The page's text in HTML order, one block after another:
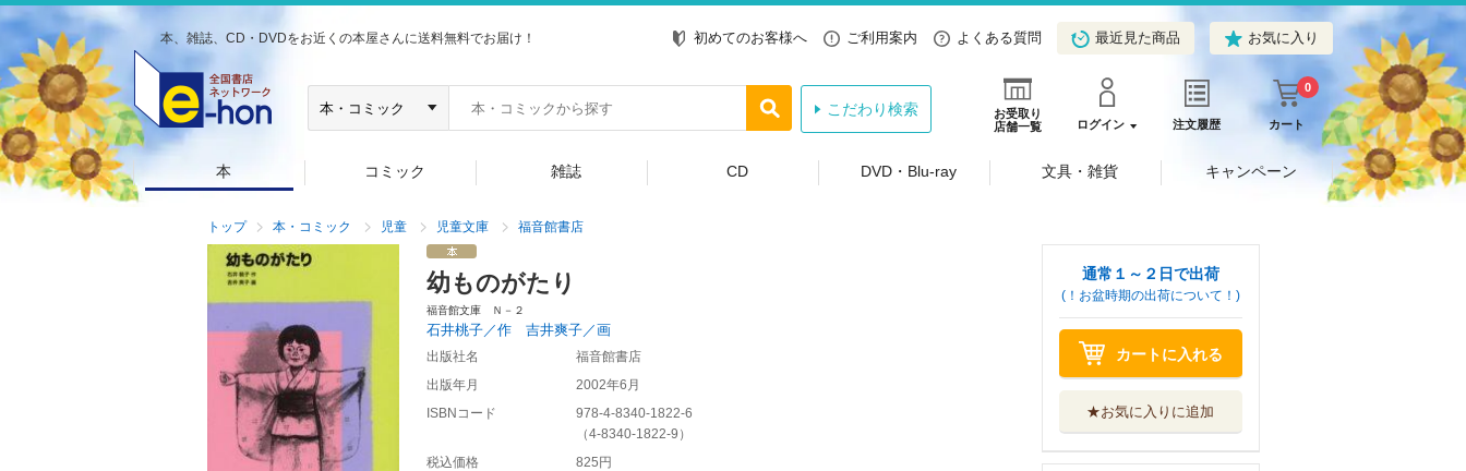
本、雑誌、CD・DVDをお近くの本屋さんに送料無料でお届け！ 初めてのお客様へ ご利用案内 よくある質問 最近見た商品 お気に入り
お受取り
店舗一覧
ログイン 注文履歴 カート
0
こだわり検索
本 コミック 雑誌 CD DVD・Blu-ray 文具・雑貨 キャンペーン
トップ 本・コミック 児童 児童文庫 福音館書店
幼ものがたり
福音館文庫 Ｎ－２
石井桃子／作 吉井爽子／画
出版社名
福音館書店
出版年月
2002年6月
ISBNコード
978-4-8340-1822-6
（4-8340-1822-9 ）
税込価格
825円
通常１～２日で出荷
(！お盆時期の出荷について！)
カートに入れる
★お気に入りに追加